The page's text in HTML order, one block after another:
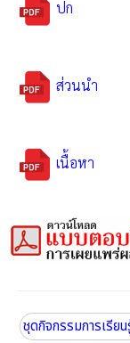
ปก
ส่วนนำ
เนื้อหา
ชุดกิจกรรมการเรีย